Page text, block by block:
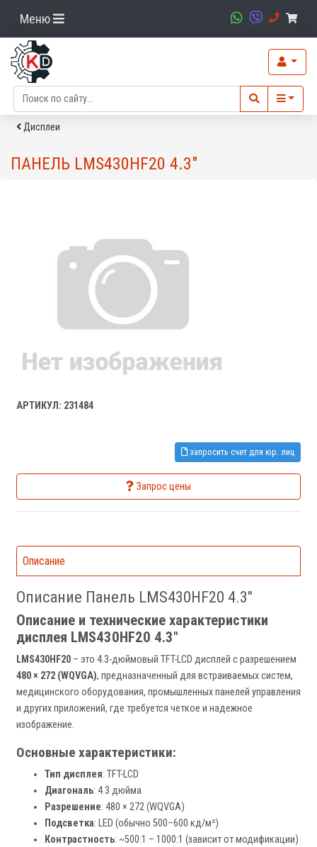
Меню
Дисплеи
ПАНЕЛЬ LMS430HF20 4.3"
АРТИКУЛ: 231484
запросить счет для юр. лиц
Запрос цены
Описание
Описание Панель LMS430HF20 4.3"
Описание и технические характеристики
дисплея LMS430HF20 4.3"
LMS430HF20 – это 4.3-дюймовый TFT-LCD дисплей с разрешением
480 × 272 (WQVGA), предназначенный для встраиваемых систем,
медицинского оборудования, промышленных панелей управления
и других приложений, где требуется четкое и надежное
изображение.
Основные характеристики:
Тип дисплея: TFT-LCD
Диагональ: 4.3 дюйма
Разрешение: 480 × 272 (WQVGA)
Подсветка: LED (обычно 500–600 кд/м²)
Контрастность: ~500:1 – 1000:1 (зависит от модификации)